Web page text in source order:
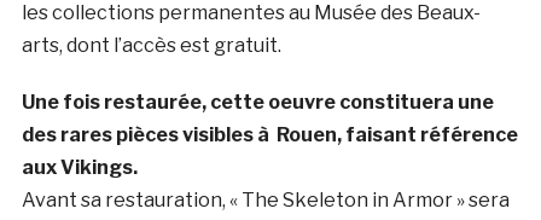
les collections permanentes au Musée des Beaux-
arts, dont l’accès est gratuit.
Une fois restaurée, cette oeuvre constituera une
des rares pièces visibles à Rouen, faisant référence
aux Vikings.
Avant sa restauration, « The Skeleton in Armor » sera